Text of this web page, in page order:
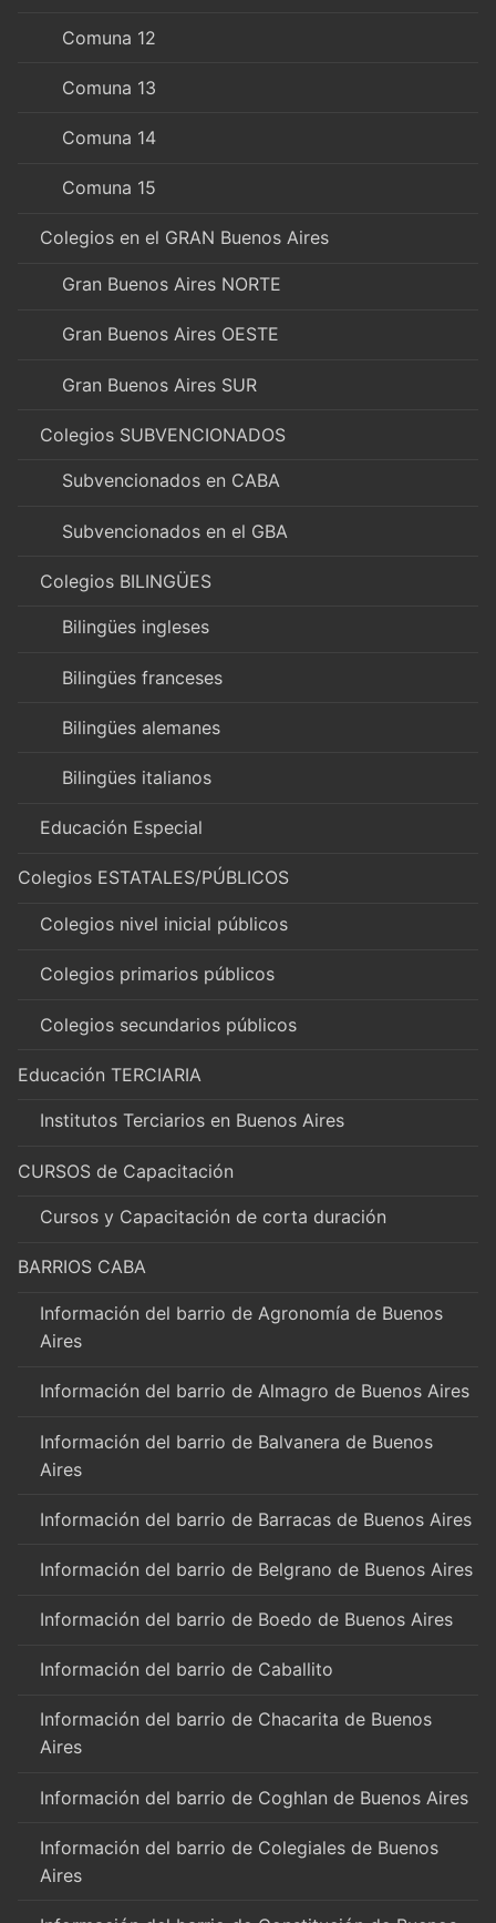
Comuna 12
Comuna 13
Comuna 14
Comuna 15
Colegios en el GRAN Buenos Aires
Gran Buenos Aires NORTE
Gran Buenos Aires OESTE
Gran Buenos Aires SUR
Colegios SUBVENCIONADOS
Subvencionados en CABA
Subvencionados en el GBA
Colegios BILINGÜES
Bilingües ingleses
Bilingües franceses
Bilingües alemanes
Bilingües italianos
Educación Especial
Colegios ESTATALES/PÚBLICOS
Colegios nivel inicial públicos
Colegios primarios públicos
Colegios secundarios públicos
Educación TERCIARIA
Institutos Terciarios en Buenos Aires
CURSOS de Capacitación
Cursos y Capacitación de corta duración
BARRIOS CABA
Información del barrio de Agronomía de Buenos
Aires
Información del barrio de Almagro de Buenos Aires
Información del barrio de Balvanera de Buenos
Aires
Información del barrio de Barracas de Buenos Aires
Información del barrio de Belgrano de Buenos Aires
Información del barrio de Boedo de Buenos Aires
Información del barrio de Caballito
Información del barrio de Chacarita de Buenos
Aires
Información del barrio de Coghlan de Buenos Aires
Información del barrio de Colegiales de Buenos
Aires